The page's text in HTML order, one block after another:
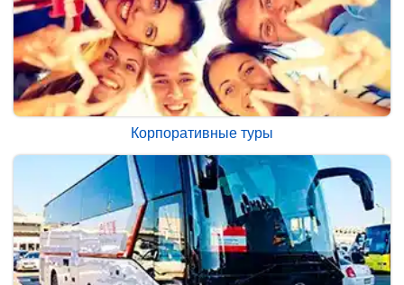
Корпоративные туры